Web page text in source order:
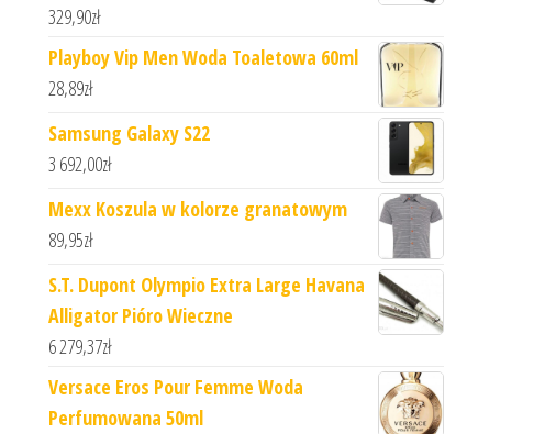
329,90zł
Playboy Vip Men Woda Toaletowa 60ml
28,89zł
Samsung Galaxy S22
3 692,00zł
Mexx Koszula w kolorze granatowym
89,95zł
S.T. Dupont Olympio Extra Large Havana
Alligator Pióro Wieczne
6 279,37zł
Versace Eros Pour Femme Woda
Perfumowana 50ml